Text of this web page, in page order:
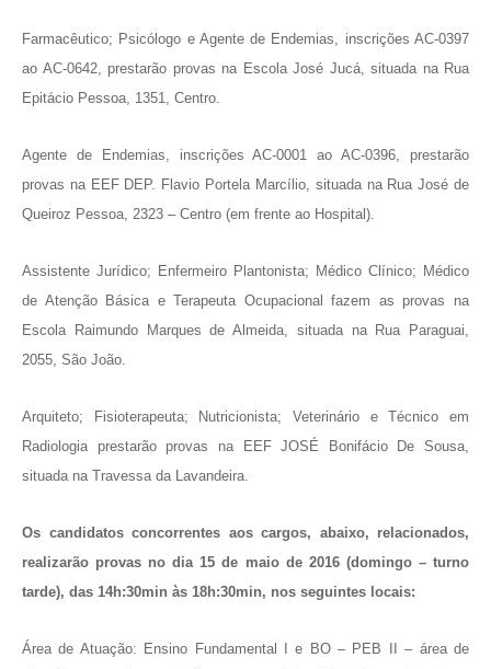
Farmacêutico; Psicólogo e Agente de Endemias, inscrições AC-0397
ao AC-0642, prestarão provas na Escola José Jucá, situada na Rua
Epitácio Pessoa, 1351, Centro.
Agente de Endemias, inscrições AC-0001 ao AC-0396, prestarão
provas na EEF DEP. Flavio Portela Marcílio, situada na Rua José de
Queiroz Pessoa, 2323 – Centro (em frente ao Hospital).
Assistente Jurídico; Enfermeiro Plantonista; Médico Clínico; Médico
de Atenção Básica e Terapeuta Ocupacional fazem as provas na
Escola Raimundo Marques de Almeida, situada na Rua Paraguai,
2055, São João.
Arquiteto; Fisioterapeuta; Nutricionista; Veterinário e Técnico em
Radiologia prestarão provas na EEF JOSÉ Bonifácio De Sousa,
situada na Travessa da Lavandeira.
Os candidatos concorrentes aos cargos, abaixo, relacionados,
realizarão provas no dia 15 de maio de 2016 (domingo – turno
tarde), das 14h:30min às 18h:30min, nos seguintes locais:
Área de Atuação: Ensino Fundamental I e BO – PEB II – área de